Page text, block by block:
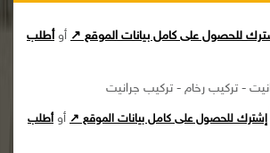
للحصول على كامل بيانات الموقع ↗ أوأطلب
- تركيب رخام - تركيب جرانيت
إشترك للحصول على كامل بيانات الموقع ↗ أوأطلب